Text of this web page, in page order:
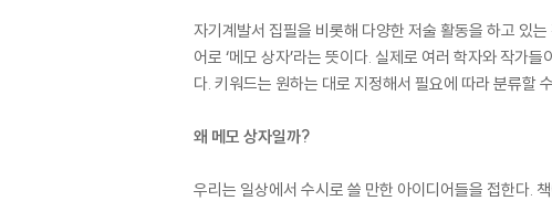
자기계발서 집필을 비롯해 다양한 저술 활동을 하고 있
어로 ‘메모 상자’라는 뜻이다. 실제로 여러 학자와 작가
다. 키워드는 원하는 대로 지정해서 필요에 따라 분류할
왜 메모 상자일까?
우리는 일상에서 수시로 쓸 만한 아이디어들을 접한다.